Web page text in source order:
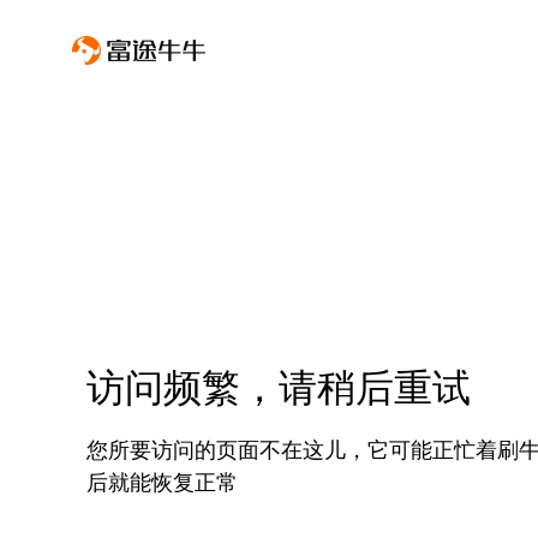
访问频繁，请稍后重试
您所要访问的页面不在这儿，它可能正忙着刷
后就能恢复正常